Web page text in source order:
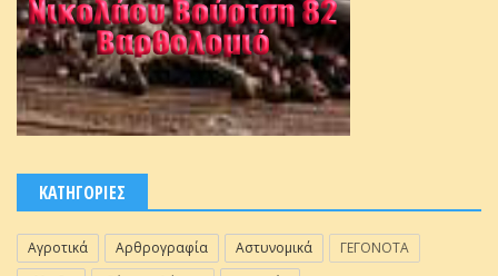
ΚΑΤΗΓΟΡΙΕΣ
Αγροτικά Αρθρογραφία Αστυνομικά
ΓΕΓΟΝΟΤΑ